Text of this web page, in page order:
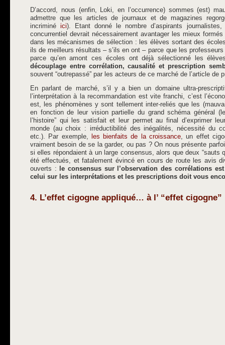
D’accord, nous (enfin, Loki, en l’occurrence) sommes (est)
admettre que les articles de journaux et de magazines
incriminéici). Etant donné le nombre d’aspirants
concurrentiel devrait nécessairement avantager les mieux
dans les mécanismes de sélection : les élèves sortant des
ils de meilleurs résultats – s’ils en ont – parce que les
parce qu’en amont ces écoles ont déjà sélectionné les
découplage entre corrélation, causalité et prescription
souvent “outrepassé” par les acteurs de ce marché de l’article de
En parlant de marché, s’il y a bien un domaine ultra-
l’interprétation à la recommandation est vite franchi, c’est
est, les phénomènes y sont tellement inter-reliés que les
en fonction de leur vision partielle du grand schéma général
l’histoire” qui les satisfait et leur permet au final d’exprimer
monde (au choix : irréductibilité des inégalités, nécessité du
etc.). Par exemple,
les bienfaits de la croissance, un effet
vraiment besoin de se la garder, ou pas ? On nous présente
si elles répondaient à un large consensus, alors que deux “sauts
été effectués, et fatalement évincé en cours de route les avis
ouverts :
le consensus sur l’observation des corrélations
celui sur les interprétations et les prescriptions doit vous
4. L’effet cigogne appliqué… à l’ “effet